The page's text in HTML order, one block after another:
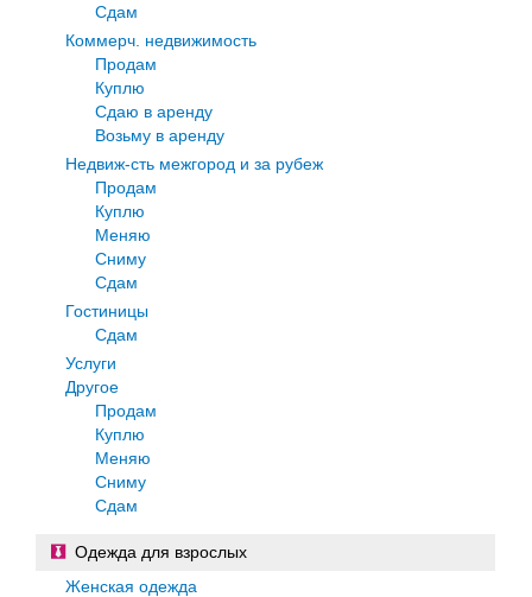
Сдам
Коммерч. недвижимость
Продам
Куплю
Сдаю в аренду
Возьму в аренду
Недвиж-сть межгород и за рубеж
Продам
Куплю
Меняю
Сниму
Сдам
Гостиницы
Сдам
Услуги
Другое
Продам
Куплю
Меняю
Сниму
Сдам
Одежда для взрослых
Женская одежда